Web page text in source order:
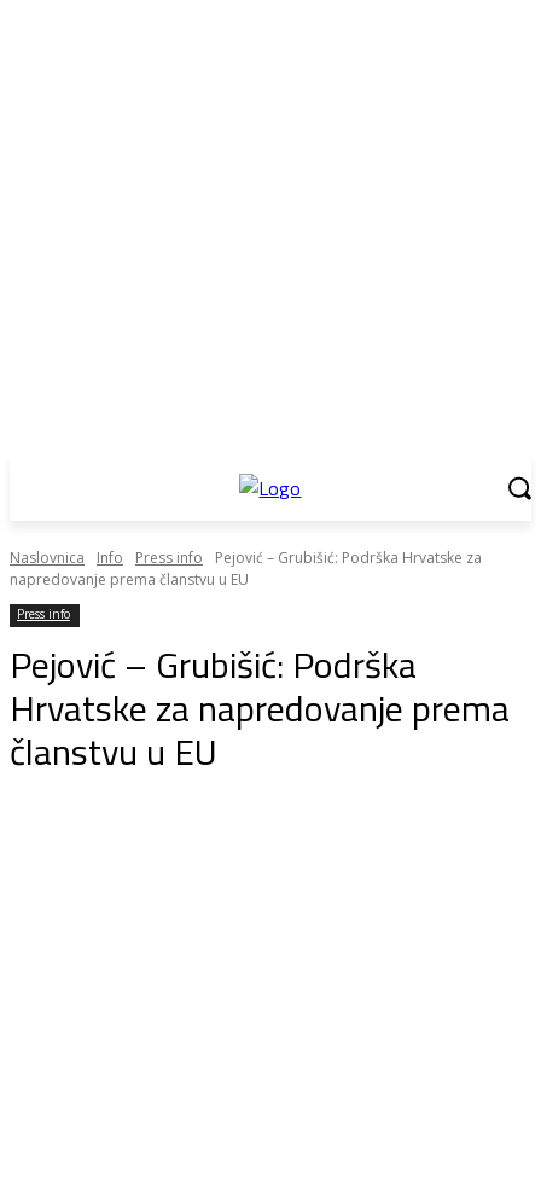
Naslovnica Info Press info
Pejović – Grubišić: Podrška Hrvatske za
napredovanje prema članstvu u EU
Press info
Pejović – Grubišić: Podrška
Hrvatske za napredovanje prema
članstvu u EU